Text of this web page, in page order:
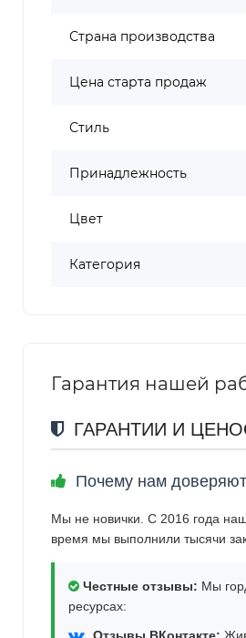
Страна производства
Цена старта продаж
Стиль
Принадлежность
Цвет
Категория
Гарантия нашей
ГАРАНТИИ И
Почему нам
Мы не новички. С 2016 года
время мы выполнили тысячи
Честные отзывы: Мы
ресурсах:
Отзывы ВКонтакте: